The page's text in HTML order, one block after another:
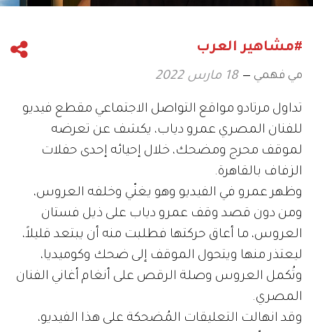
#مشاهير العرب
مي فهمي 18 مارس 2022
تداول مرتادو مواقع التواصل الاجتماعي مقطع فيديو
للفنان المصري عمرو دياب، يكشف عن تعرضه
لموقف محرج ومضحك، خلال إحيائه إحدى حفلات
الزفاف بالقاهرة.
وظهر عمرو في الفيديو وهو يغنّي وخلفه العروس،
ومن دون قصد وقف عمرو دياب على ذيل فستان
العروس، ما أعاق حركتها فطلبت منه أن يبتعد قليلاً،
ليعتذر منها ويتحول الموقف إلى ضحك وكوميديا،
وتُكمل العروس وصلة الرقص على أنغام أغاني الفنان
المصري.
وقد انهالت التعليقات المُضحكة على هذا الفيديو،